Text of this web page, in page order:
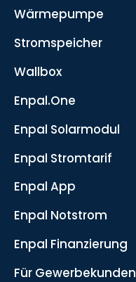
Wärmepumpe
Stromspeicher
Wallbox
Enpal.One
Enpal Solarmodul
Enpal Stromtarif
Enpal App
Enpal Notstrom
Enpal Finanzierung
Für Gewerbekunden